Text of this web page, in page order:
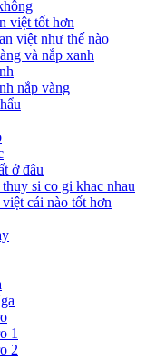
việt tốt hơn
việt như thế nào
và nắp xanh
nắp vàng
ở đâu
si co gi khac nhau
cái nào tốt hơn
1
2